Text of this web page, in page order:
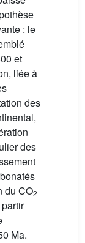
: le
et
liée à
des
des
du CO2
Ma.